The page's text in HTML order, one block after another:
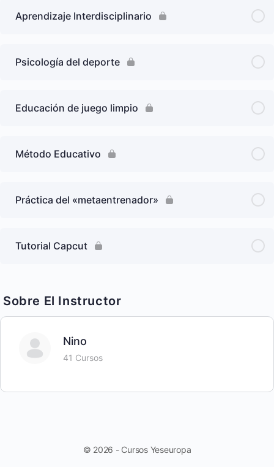
Aprendizaje Interdisciplinario
Psicología del deporte
Educación de juego limpio
Método Educativo
Práctica del «metaentrenador»
Tutorial Capcut
Sobre El Instructor
Nino
41 Cursos
© 2026 - Cursos Yeseuropa